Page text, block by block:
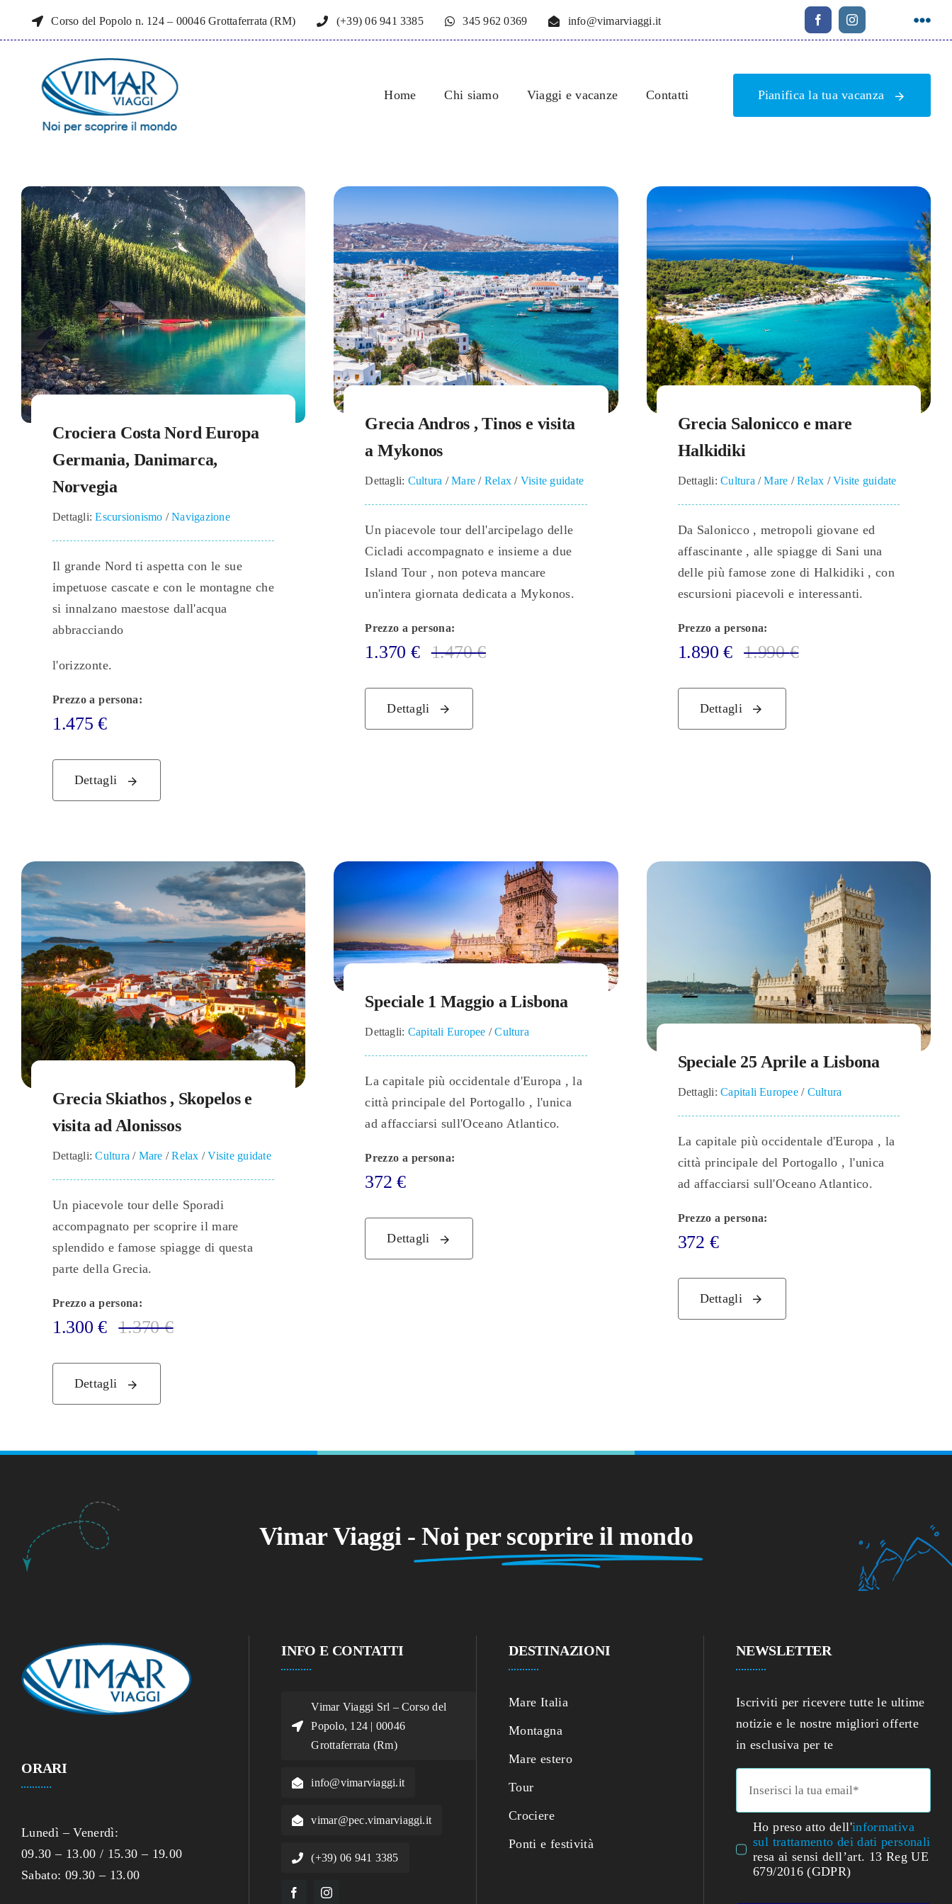
Corso del Popolo n. 124 – 00046 Grottaferrata (RM) (+39) 06 941 3385 345 962 0369 info@vimarviaggi.it
Home Chi siamo Viaggi e vacanze Contatti Pianifica la tua vacanza
Crociera Costa Nord Europa
Germania, Danimarca,
Norvegia
Dettagli:Escursionismo /Navigazione
Il grande Nord ti aspetta con le sue
impetuose cascate e con le montagne che
si innalzano maestose dall'acqua
abbracciando
l'orizzonte.
Prezzo a persona:
1.475€
Dettagli
Grecia Andros , Tinos e visita
a Mykonos
Dettagli: Cultura /Mare / Relax / Visite guidate
Un piacevole tour dell'arcipelago delle
Cicladi accompagnato e insieme a due
Island Tour , non poteva mancare
un'intera giornata dedicata a Mykonos.
Prezzo a persona:
1.470€
1.370 €
Dettagli
Grecia Salonicco e mare
Halkidiki
Dettagli:Cultura /Mare /Relax /Visite guidate
Da Salonicco , metropoli giovane ed
affascinante , alle spiagge di Sani una
delle più famose zone di Halkidiki , con
escursioni piacevoli e interessanti.
Prezzo a persona:
1.990€
1.890€
Dettagli
Grecia Skiathos , Skopelos e
visita ad Alonissos
Dettagli:Cultura / Mare /Relax /Visite guidate
Un piacevole tour delle Sporadi
accompagnato per scoprire il mare
splendido e famose spiagge di questa
parte della Grecia.
Prezzo a persona:
1.370€
1.300€
Dettagli
Speciale 1 Maggio a Lisbona
Dettagli: Capitali Europee /Cultura
La capitale più occidentale d'Europa , la
città principale del Portogallo , l'unica
ad affacciarsi sull'Oceano Atlantico.
Prezzo a persona:
372€
Dettagli
Speciale 25 Aprile a Lisbona
Dettagli:Capitali Europee/ Cultura
La capitale più occidentale d'Europa , la
città principale del Portogallo , l'unica
ad affacciarsi sull'Oceano Atlantico.
Prezzo a persona:
372 €
Dettagli
Vimar Viaggi -Noi per scoprire il mondo
ORARI
Lunedì – Venerdì:
09.30 – 13.00 / 15.30 – 19.00
Sabato: 09.30 – 13.00
INFO E CONTATTI
Vimar Viaggi Srl – Corso del
Popolo, 124 | 00046
Grottaferrata (Rm)
info@vimarviaggi.it
vimar@pec.vimarviaggi.it
(+39) 06 941 3385
DESTINAZIONI
Mare Italia
Montagna
Mare estero
Tour
Crociere
Ponti e festività
NEWSLETTER
Iscriviti per ricevere tutte le ultime
notizie e le nostre migliori offerte
in esclusiva per te
Ho preso atto dell'informativa
sul trattamento dei dati personali
resa ai sensi dell’art. 13 Reg UE
679/2016 (GDPR)